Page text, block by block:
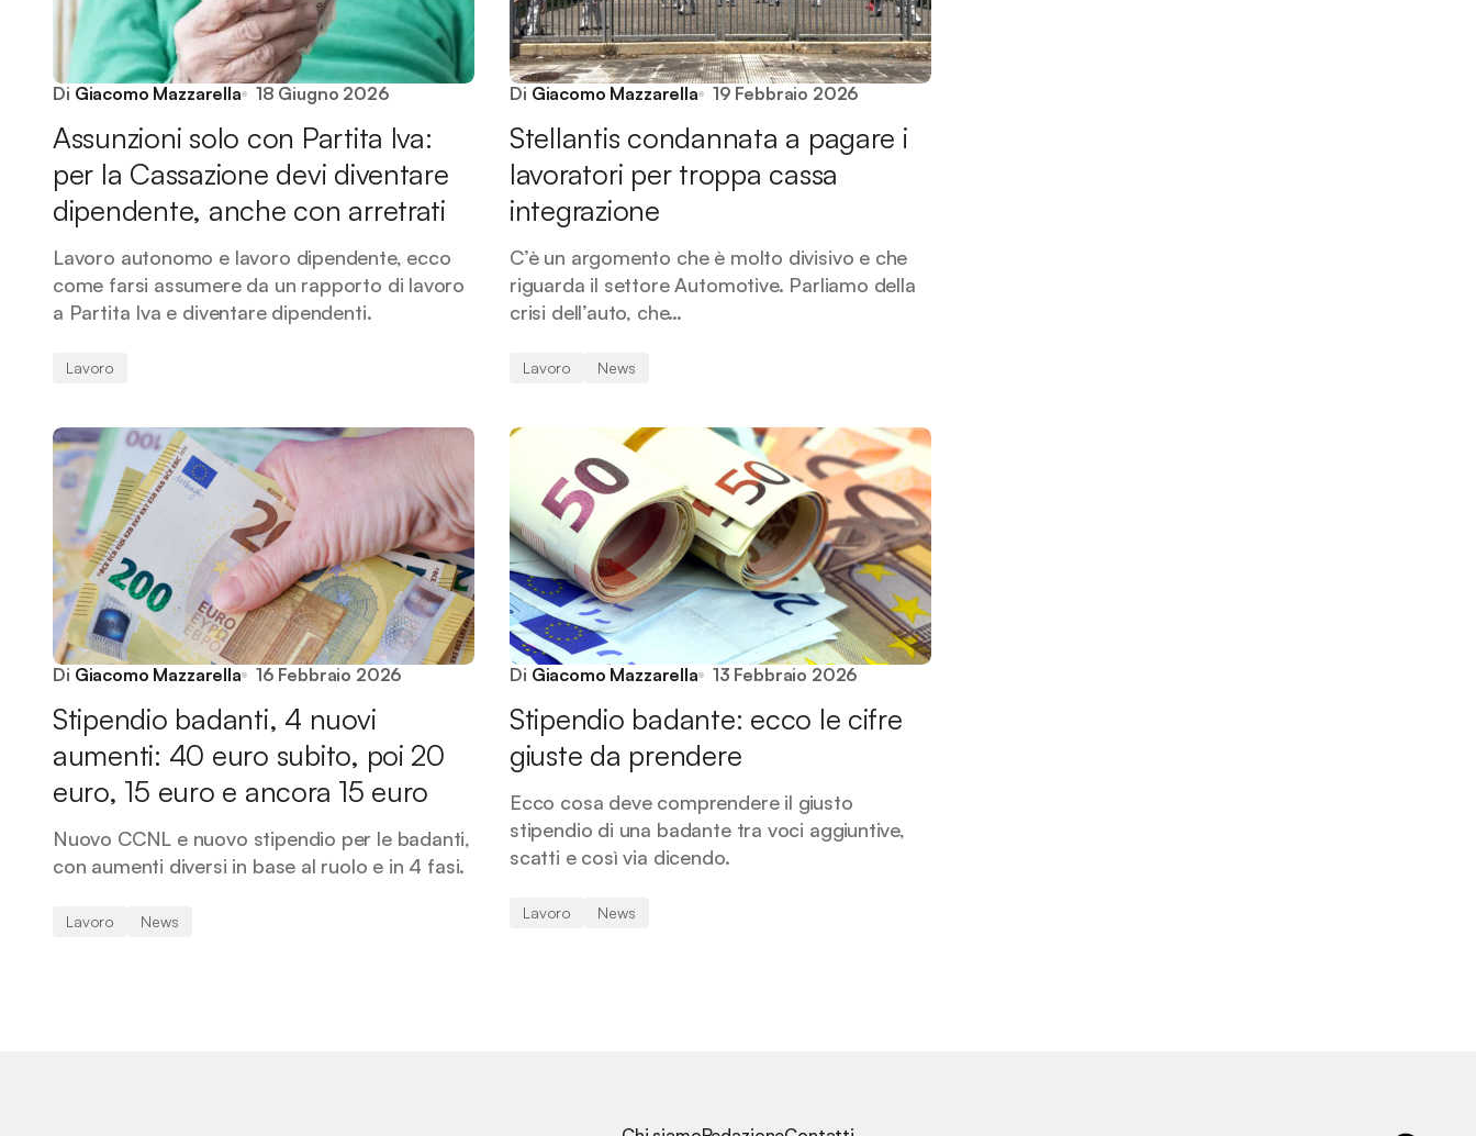
Di Giacomo Mazzarella 18 Giugno 2026
Assunzioni solo con Partita Iva:
per la Cassazione devi diventare
dipendente, anche con arretrati
Lavoro autonomo e lavoro dipendente, ecco
come farsi assumere da un rapporto di lavoro
a Partita Iva e diventare dipendenti.
Lavoro
Di Giacomo Mazzarella 19 Febbraio 2026
Stellantis condannata a pagare i
lavoratori per troppa cassa
integrazione
C’è un argomento che è molto divisivo e che
riguarda il settore Automotive. Parliamo della
crisi dell’auto, che…
Lavoro News
Di Giacomo Mazzarella 16 Febbraio 2026
Stipendio badanti, 4 nuovi
aumenti: 40 euro subito, poi 20
euro, 15 euro e ancora 15 euro
Nuovo CCNL e nuovo stipendio per le badanti,
con aumenti diversi in base al ruolo e in 4 fasi.
Lavoro News
Di Giacomo Mazzarella 13 Febbraio 2026
Stipendio badante: ecco le cifre
giuste da prendere
Ecco cosa deve comprendere il giusto
stipendio di una badante tra voci aggiuntive,
scatti e così via dicendo.
Lavoro News